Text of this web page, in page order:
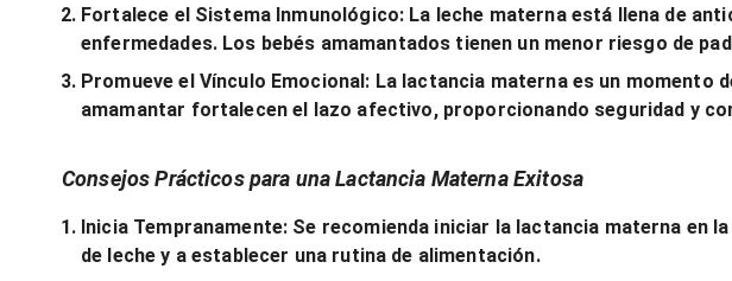
Fortalece el Sistema Inmunológico: La leche materna está llena de
enfermedades. Los bebés amamantados tienen un menor riesgo de
Promueve el Vínculo Emocional: La lactancia materna es un momento
amamantar fortalecen el lazo afectivo, proporcionando seguridad y
Consejos Prácticos para una Lactancia Materna Exitosa
Inicia Tempranamente: Se recomienda iniciar la lactancia materna en
de leche y a establecer una rutina de alimentación.